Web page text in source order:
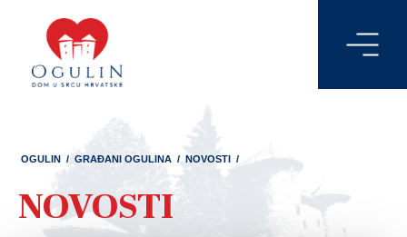
OGULIN / GRAĐANI OGULINA / NOVOSTI /
NOVOSTI